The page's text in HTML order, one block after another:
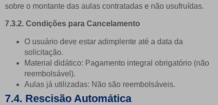
sobre o montante das aulas contratadas e não usufruídas.
7.3.2. Condições para Cancelamento
O usuário deve estar adimplente até a data da
solicitação.
Material didático: Pagamento integral obrigatório (não
reembolsável).
Aulas já utilizadas: Não são reembolsáveis.
7.4. Rescisão Automática